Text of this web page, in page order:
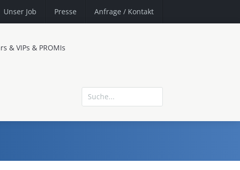
Unser Job Presse Anfrage / Kontakt
& VIPs & PROMIs